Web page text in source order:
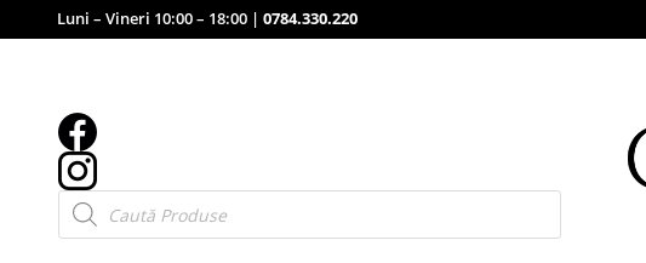
Luni – Vineri 10:00 – 18:00 | 0784.330.220
Products
search